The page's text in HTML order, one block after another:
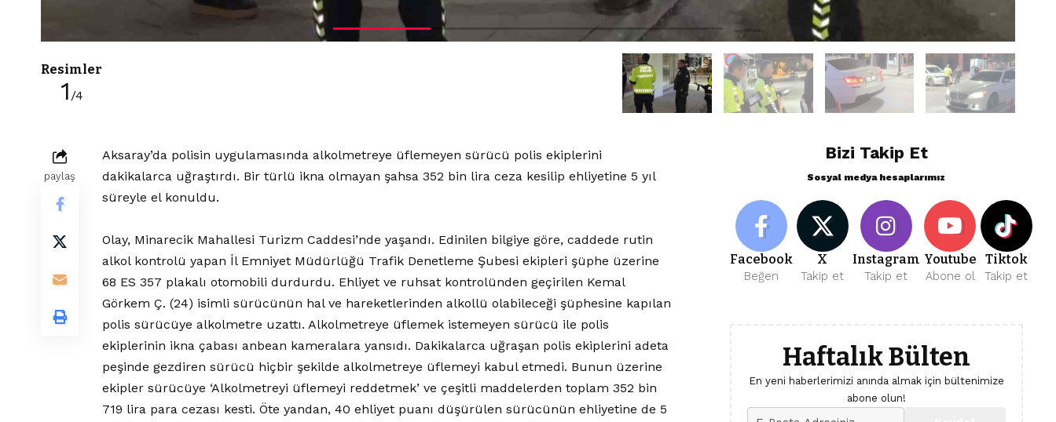
Resimler
1 /4
paylaş
Aksaray’da polisin uygulamasında alkolmetreye üflemeyen sürücü polis ekiplerini
dakikalarca uğraştırdı. Bir türlü ikna olmayan şahsa 352 bin lira ceza kesilip ehliyetine 5 yıl
süreyle el konuldu.
Olay, Minarecik Mahallesi Turizm Caddesi’nde yaşandı. Edinilen bilgiye göre, caddede rutin
alkol kontrolü yapan İl Emniyet Müdürlüğü Trafik Denetleme Şubesi ekipleri şüphe üzerine
68 ES 357 plakalı otomobili durdurdu. Ehliyet ve ruhsat kontrolünden geçirilen Kemal
Görkem Ç. (24) isimli sürücünün hal ve hareketlerinden alkollü olabileceği şüphesine kapılan
polis sürücüye alkolmetre uzattı. Alkolmetreye üflemek istemeyen sürücü ile polis
ekiplerinin ikna çabası anbean kameralara yansıdı. Dakikalarca uğraşan polis ekiplerini adeta
peşinde gezdiren sürücü hiçbir şekilde alkolmetreye üflemeyi kabul etmedi. Bunun üzerine
ekipler sürücüye ‘Alkolmetreyi üflemeyi reddetmek’ ve çeşitli maddelerden toplam 352 bin
719 lira para cezası kesti. Öte yandan, 40 ehliyet puanı düşürülen sürücünün ehliyetine de 5
Bizi Takip Et
Sosyal medya hesaplarımız
Facebook
Beğen
X
Takip et
Instagram
Takip et
Youtube
Abone ol
Tiktok
Takip et
Haftalık Bülten
En yeni haberlerimizi anında almak için bültenimize
abone olun!